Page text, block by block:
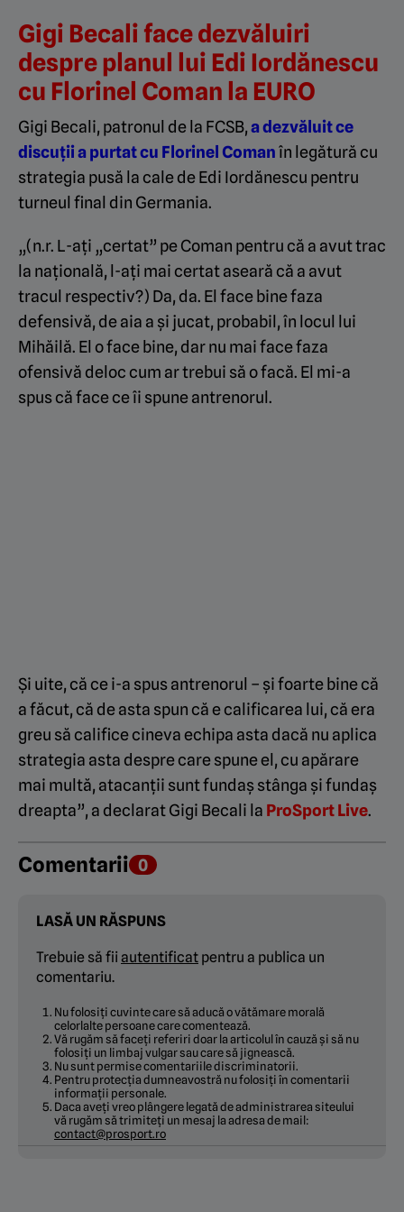
Gigi Becali face dezvăluiri
despre planul lui Edi Iordănescu
cu Florinel Coman la EURO
Gigi Becali, patronul de la FCSB,a dezvăluit ce
discuții a purtat cu Florinel Comanîn legătură cu
strategia pusă la cale de Edi Iordănescu pentru
turneul final din Germania.
„(n.r. L-ați „certat” pe Coman pentru că a avut trac
la națională, l-ați mai certat aseară că a avut
tracul respectiv?) Da, da. El face bine faza
defensivă, de aia a și jucat, probabil, în locul lui
Mihăilă. El o face bine, dar nu mai face faza
ofensivă deloc cum ar trebui să o facă. El mi-a
spus că face ce îi spune antrenorul.
Și uite, că ce i-a spus antrenorul – și foarte bine că
a făcut, că de asta spun că e calificarea lui, că era
greu să califice cineva echipa asta dacă nu aplica
strategia asta despre care spune el, cu apărare
mai multă, atacanții sunt fundaș stânga și fundaș
dreapta”, a declarat Gigi Becali la ProSport Live.
Comentarii 0
LASĂ UN RĂSPUNS
Trebuie să fii autentificat pentru a publica un
comentariu.
Nu folosiți cuvinte care să aducă o vătămare morală
celorlalte persoane care comentează.
Vă rugăm să faceți referiri doar la articolul în cauză și să nu
folosiți un limbaj vulgar sau care să jignească.
Nu sunt permise comentariile discriminatorii.
Pentru protecția dumneavostră nu folosiți în comentarii
informații personale.
Daca aveți vreo plângere legată de administrarea siteului
vă rugăm să trimiteți un mesaj la adresa de mail:
contact@prosport.ro